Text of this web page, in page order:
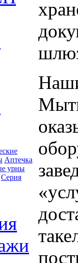
Аптечка
урны
Серия